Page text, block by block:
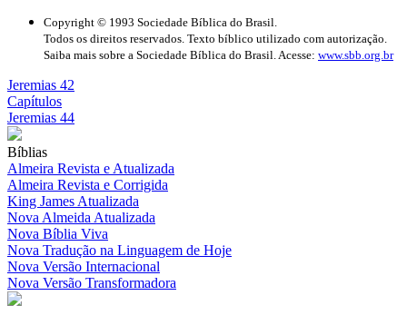
Copyright © 1993 Sociedade Bíblica do Brasil.
Todos os direitos reservados. Texto bíblico utilizado com autorização.
Saiba mais sobre a Sociedade Bíblica do Brasil. Acesse: www.sbb.org.br
Jeremias 42
Capítulos
Jeremias 44
Bíblias
Almeira Revista e Atualizada
Almeira Revista e Corrigida
King James Atualizada
Nova Almeida Atualizada
Nova Bíblia Viva
Nova Tradução na Linguagem de Hoje
Nova Versão Internacional
Nova Versão Transformadora